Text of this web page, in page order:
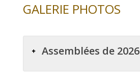
GALERIE PHOTOS
Assemblées de 2026